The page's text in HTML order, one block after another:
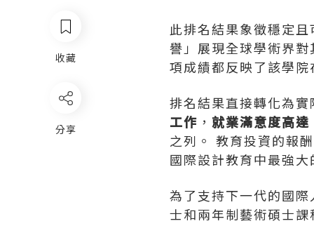
收藏
分享
此排名結果象徵穩定
譽」展現全球學術界
項成績都反映了該學
排名結果直接轉化為
工作 ， 就業滿意度高
之列。 教育投資的報
國際設計教育中最強
為了支持下一代的國
士和兩年制藝術碩士